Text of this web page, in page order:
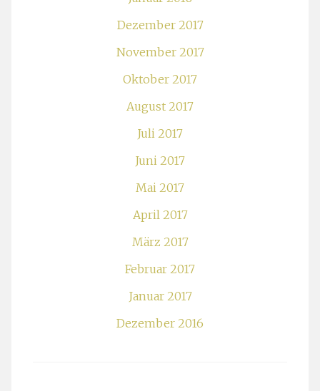
Dezember 2017
November 2017
Oktober 2017
August 2017
Juli 2017
Juni 2017
Mai 2017
April 2017
März 2017
Februar 2017
Januar 2017
Dezember 2016